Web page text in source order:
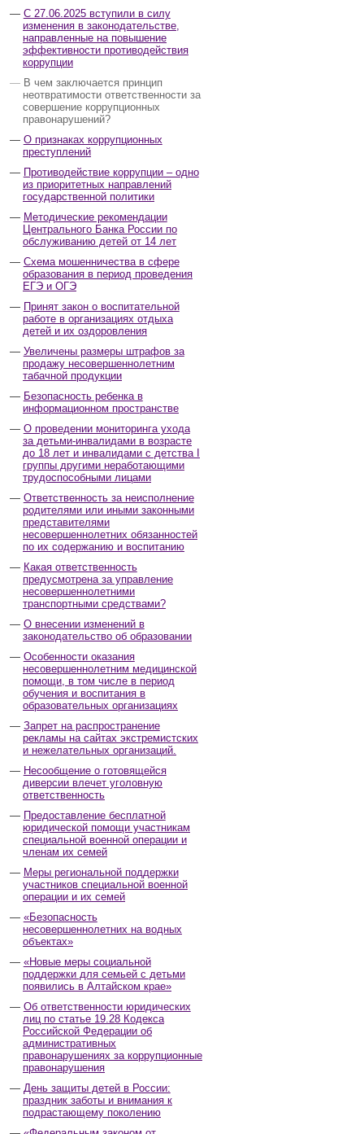
С 27.06.2025 вступили в силу
изменения в законодательстве,
направленные на повышение
эффективности противодействия
коррупции
В чем заключается принцип
неотвратимости ответственности за
совершение коррупционных
правонарушений?
О признаках коррупционных
преступлений
Противодействие коррупции – одно
из приоритетных направлений
государственной политики
Методические рекомендации
Центрального Банка России по
обслуживанию детей от 14 лет
Схема мошенничества в сфере
образования в период проведения
ЕГЭ и ОГЭ
Принят закон о воспитательной
работе в организациях отдыха
детей и их оздоровления
Увеличены размеры штрафов за
продажу несовершеннолетним
табачной продукции
Безопасность ребенка в
информационном пространстве
О проведении мониторинга ухода
за детьми-инвалидами в возрасте
до 18 лет и инвалидами с детства I
группы другими неработающими
трудоспособными лицами
Ответственность за неисполнение
родителями или иными законными
представителями
несовершеннолетних обязанностей
по их содержанию и воспитанию
Какая ответственность
предусмотрена за управление
несовершеннолетними
транспортными средствами?
О внесении изменений в
законодательство об образовании
Особенности оказания
несовершеннолетним медицинской
помощи, в том числе в период
обучения и воспитания в
образовательных организациях
Запрет на распространение
рекламы на сайтах экстремистских
и нежелательных организаций.
Несообщение о готовящейся
диверсии влечет уголовную
ответственность
Предоставление бесплатной
юридической помощи участникам
специальной военной операции и
членам их семей
Меры региональной поддержки
участников специальной военной
операции и их семей
«Безопасность
несовершеннолетних на водных
объектах»
«Новые меры социальной
поддержки для семьей с детьми
появились в Алтайском крае»
Об ответственности юридических
лиц по статье 19.28 Кодекса
Российской Федерации об
административных
правонарушениях за коррупционные
правонарушения
День защиты детей в России:
праздник заботы и внимания к
подрастающему поколению